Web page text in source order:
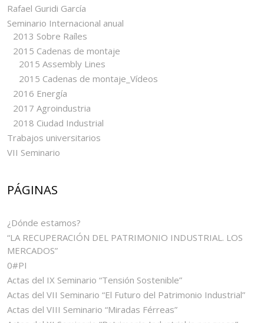
Rafael Guridi García
Seminario Internacional anual
2013 Sobre Raíles
2015 Cadenas de montaje
2015 Assembly Lines
2015 Cadenas de montaje_Vídeos
2016 Energía
2017 Agroindustria
2018 Ciudad Industrial
Trabajos universitarios
VII Seminario
PÁGINAS
¿Dónde estamos?
“LA RECUPERACIÓN DEL PATRIMONIO INDUSTRIAL. LOS
MERCADOS”
0#PI
Actas del IX Seminario “Tensión Sostenible”
Actas del VII Seminario “El Futuro del Patrimonio Industrial”
Actas del VIII Seminario “Miradas Férreas”